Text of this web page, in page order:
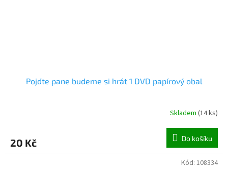
Pojďte pane budeme si hrát 1 DVD papírový obal
Skladem (14 ks)
20 Kč Do košíku
Kód: 108334